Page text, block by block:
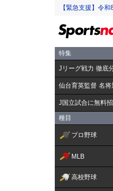
【緊急支援】令
特集
Jリーグ戦力 徹底
仙台育英監督 名将
J国立試合に無料
種目
プロ野球
MLB
高校野球